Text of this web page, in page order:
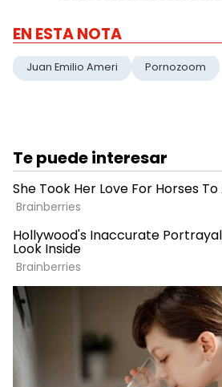
EN ESTA NOTA
Juan Emilio Ameri Pornozoom